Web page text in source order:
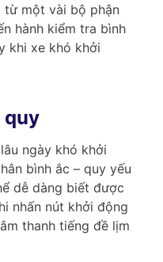
từ một vài bộ phận
hành kiểm tra bình
khi xe khó khởi
quy
ngày khó khởi
bình ắc – quy yếu
dễ dàng biết được
nhấn nút khởi động
thanh tiếng đề lịm